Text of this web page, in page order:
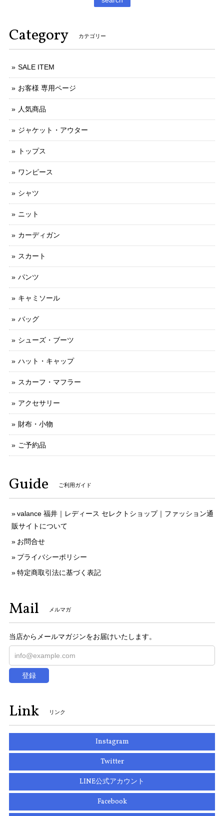
Category カテゴリー
SALE ITEM
お客様 専用ページ
人気商品
ジャケット・アウター
トップス
ワンピース
シャツ
ニット
カーディガン
スカート
パンツ
キャミソール
バッグ
シューズ・ブーツ
ハット・キャップ
スカーフ・マフラー
アクセサリー
財布・小物
ご予約品
Guide ご利用ガイド
valance 福井｜レディース セレクトショップ｜ファッション通
販サイトについて
お問合せ
プライバシーポリシー
特定商取引法に基づく表記
Mail メルマガ
当店からメールマガジンをお届けいたします。
登録
Link リンク
Instagram
Twitter
LINE公式アカウント
Facebook